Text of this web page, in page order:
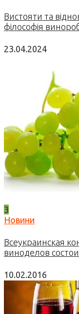
Вистояти та
філософія
23.04.2024
3
Новини
Всеукраинская
виноделов
10.02.2016